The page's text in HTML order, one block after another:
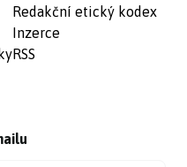
Redakční etický kodex
Inzerce
RSS